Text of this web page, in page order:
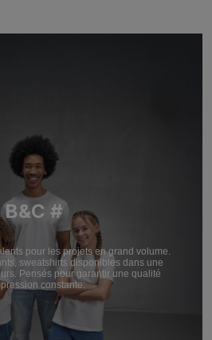
B&C #
pour les projets en grand volume.
sweatshirts disponibles dans une
Pensés pour garantir une qualité
constante.